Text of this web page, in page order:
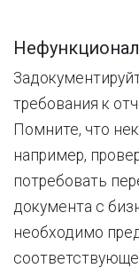
требования к
Помните, что
например,
потребовать
документа с
необходимо